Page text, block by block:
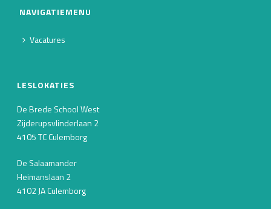
NAVIGATIEMENU
Vacatures
LESLOKATIES
De Brede School West
Zijderupsvlinderlaan 2
4105 TC Culemborg
De Salaamander
Heimanslaan 2
4102 JA Culemborg